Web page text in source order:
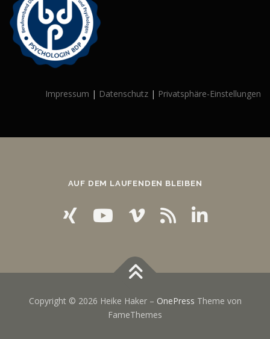
Impressum | Datenschutz | Privatsphäre-Einstellungen
AUF DEM LAUFENDEN BLEIBEN
Copyright © 2026 Heike Haker – OnePress Theme von
FameThemes